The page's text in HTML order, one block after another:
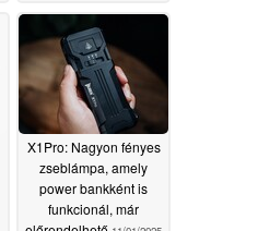
X1Pro: Nagyon fényes
zseblámpa, amely
power bankként is
funkcionál, már